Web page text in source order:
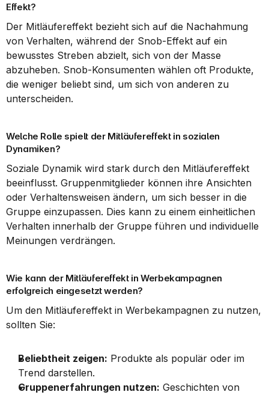
Effekt?
Der Mitläufereffekt bezieht sich auf die Nachahmung
von Verhalten, während der Snob-Effekt auf ein
bewusstes Streben abzielt, sich von der Masse
abzuheben. Snob-Konsumenten wählen oft Produkte,
die weniger beliebt sind, um sich von anderen zu
unterscheiden.
Welche Rolle spielt der Mitläufereffekt in sozialen
Dynamiken?
Soziale Dynamik wird stark durch den Mitläufereffekt
beeinflusst. Gruppenmitglieder können ihre Ansichten
oder Verhaltensweisen ändern, um sich besser in die
Gruppe einzupassen. Dies kann zu einem einheitlichen
Verhalten innerhalb der Gruppe führen und individuelle
Meinungen verdrängen.
Wie kann der Mitläufereffekt in Werbekampagnen
erfolgreich eingesetzt werden?
Um den Mitläufereffekt in Werbekampagnen zu nutzen,
sollten Sie:
Beliebtheit zeigen: Produkte als populär oder im
Trend darstellen.
Gruppenerfahrungen nutzen: Geschichten von